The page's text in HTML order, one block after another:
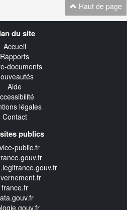
Haut de page
du site
Accueil
Rapports
documents
Aide
légales
Contact
publics
public.fr
france.fr